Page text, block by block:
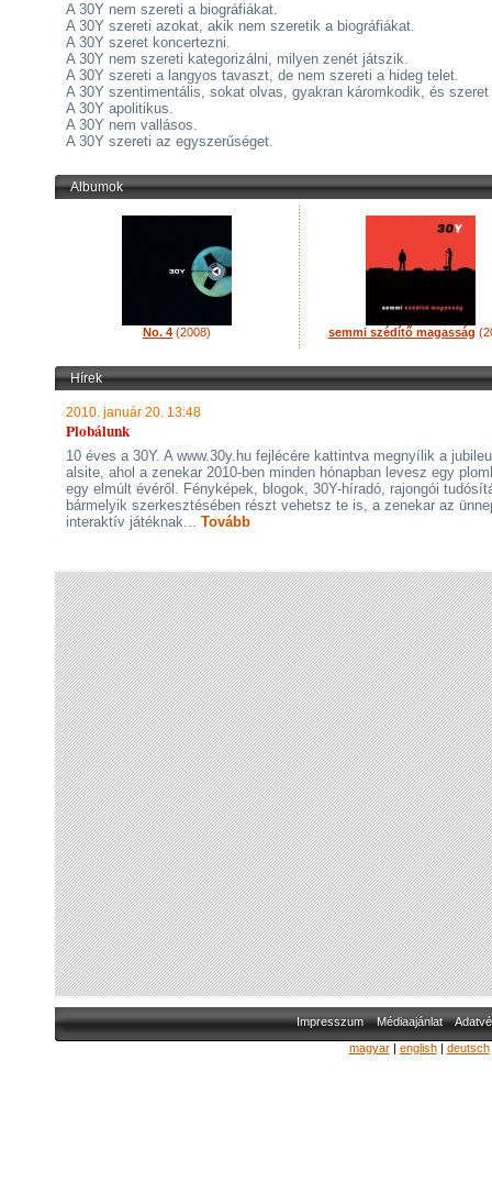
A 30Y nem szereti a biográfiákat.
A 30Y szereti azokat, akik nem szeretik a biográfiákat.
A 30Y szeret koncertezni.
A 30Y nem szereti kategorizálni, milyen zenét játszik.
A 30Y szereti a langyos tavaszt, de nem szereti a hideg telet.
A 30Y szentimentális, sokat olvas, gyakran káromkodik, és szeret
A 30Y apolitikus.
A 30Y nem vallásos.
A 30Y szereti az egyszerűséget.
Albumok
No. 4 (2008) semmi szédítő magasság
Hírek
2010. január 20. 13:48
Plobálunk
10 éves a 30Y. A www.30y.hu fejlécére kattintva megnyílik a
alsite, ahol a zenekar 2010-ben minden hónapban levesz egy
egy elmúlt évéről. Fényképek, blogok, 30Y-híradó, rajongói
bármelyik szerkesztésében részt vehetsz te is, a zenekar az
interaktív játéknak... Tovább
Impresszum Médiaajánlat
magyar| english| deutsch